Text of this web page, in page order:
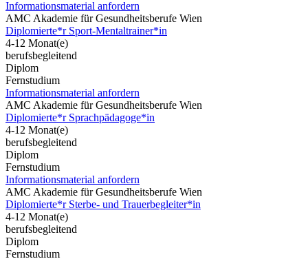
Informationsmaterial anfordern
AMC Akademie für Gesundheitsberufe Wien
Diplomierte*r Sport-Mentaltrainer*in
4-12 Monat(e)
berufsbegleitend
Diplom
Fernstudium
Informationsmaterial anfordern
AMC Akademie für Gesundheitsberufe Wien
Diplomierte*r Sprachpädagoge*in
4-12 Monat(e)
berufsbegleitend
Diplom
Fernstudium
Informationsmaterial anfordern
AMC Akademie für Gesundheitsberufe Wien
Diplomierte*r Sterbe- und Trauerbegleiter*in
4-12 Monat(e)
berufsbegleitend
Diplom
Fernstudium